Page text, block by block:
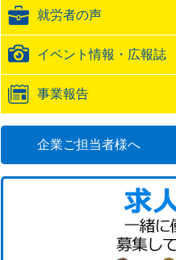
URL就労者の声
イベント情報・広報誌
事業報告
企業ご担当者様へ